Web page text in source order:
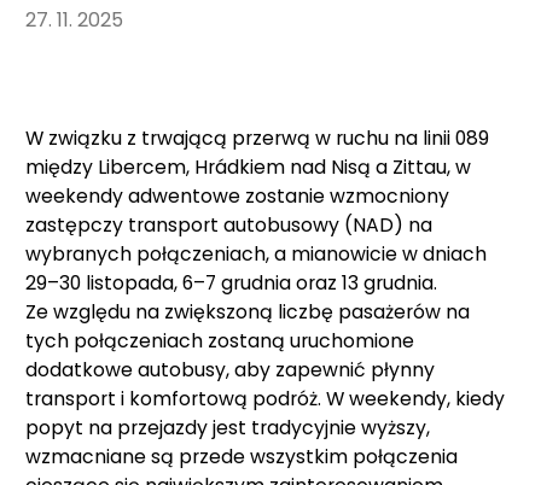
27. 11. 2025
W związku z trwającą przerwą w ruchu na linii 089
między Libercem, Hrádkiem nad Nisą a Zittau, w
weekendy adwentowe zostanie wzmocniony
zastępczy transport autobusowy (NAD) na
wybranych połączeniach, a mianowicie w dniach
29–30 listopada, 6–7 grudnia oraz 13 grudnia.
Ze względu na zwiększoną liczbę pasażerów na
tych połączeniach zostaną uruchomione
dodatkowe autobusy, aby zapewnić płynny
transport i komfortową podróż. W weekendy, kiedy
popyt na przejazdy jest tradycyjnie wyższy,
wzmacniane są przede wszystkim połączenia